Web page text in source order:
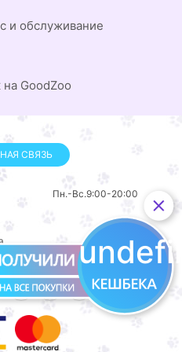
и обслуживание
GoodZoo
СВЯЗЬ
Пн.-Вс.9:00-20:00